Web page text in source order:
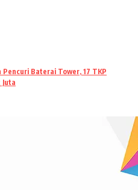
Baterai Tower, 17 TKP